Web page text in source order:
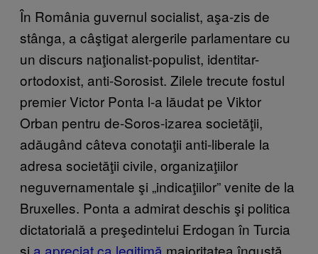
În România guvernul socialist, aşa-zis de
stânga, a câştigat alergerile parlamentare cu
un discurs naţionalist-populist, identitar-
ortodoxist, anti-Sorosist. Zilele trecute fostul
premier Victor Ponta l-a lăudat pe Viktor
Orban pentru de-Soros-izarea societăţii,
adăugând câteva conotaţii anti-liberale la
adresa societăţii civile, organizaţiilor
neguvernamentale şi „indicaţiilor” venite de la
Bruxelles. Ponta a admirat deschis şi politica
dictatorială a preşedintelui Erdogan în Turcia
şi a apreciat ca legitimă majoritatea îngustă